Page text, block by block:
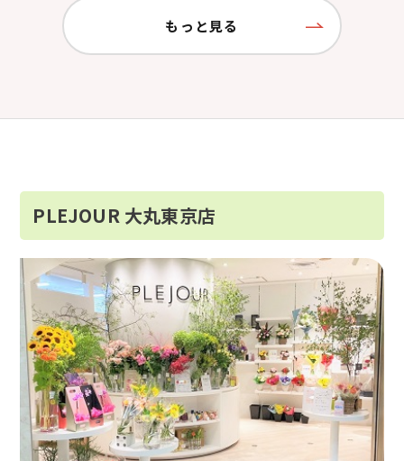
もっと見る
PLEJOUR 大丸東京店